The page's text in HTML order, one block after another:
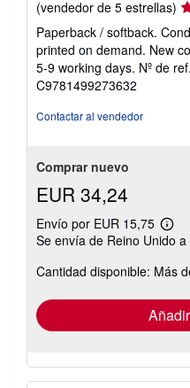
(vendedor de 5 estrellas)
del
5
de
Paperback / softback.
printed on demand. New
5-9 working days. Nº de
C9781499273632
Contactar al vendedor
Comprar nuevo
EUR 34,24
Envío por EUR 15,75
Más
las
envío
Se envía de Reino Unido
Cantidad disponible: Más